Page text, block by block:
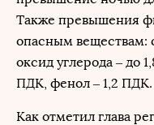
Также превышения
опасным веществам:
оксид углерода – до
ПДК, фенол – 1,2 ПДК.
Как отметил глава